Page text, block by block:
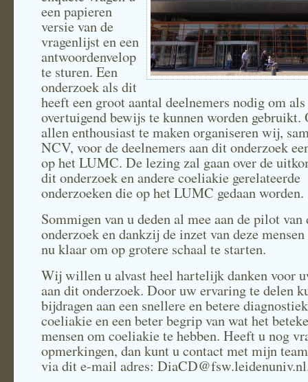
een papieren
versie van de
vragenlijst en een
antwoordenvelop
te sturen. Een
onderzoek als dit
heeft een groot aantal deelnemers nodig om als
overtuigend bewijs te kunnen worden gebruikt.
allen enthousiast te maken organiseren wij,
NCV, voor de deelnemers aan dit onderzoek
op het LUMC. De lezing zal gaan over de
dit onderzoek en andere coeliakie gerelateerde
onderzoeken die op het LUMC gedaan worden.
Sommigen van u deden al mee aan de pilot van
onderzoek en dankzij de inzet van deze
nu klaar om op grotere schaal te starten.
Wij willen u alvast heel hartelijk danken voor
aan dit onderzoek. Door uw ervaring te delen
bijdragen aan een snellere en betere
coeliakie en een beter begrip van wat het
mensen om coeliakie te hebben. Heeft u nog
opmerkingen, dan kunt u contact met mijn
via dit e-mail adres: